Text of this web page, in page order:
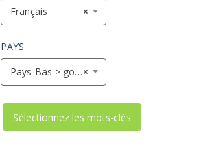
×
Français
PAYS
×
Pays-Bas > google.nl
Sélectionnez les mots-clés